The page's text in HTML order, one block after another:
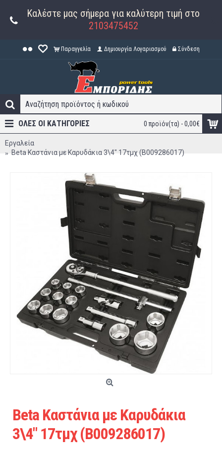
Καλέστε μας σήμερα για καλύτερη τιμή στο
2103475452
Παραγγελία Δημιουργία Λογαριασμού Σύνδεση
0 προϊόν(τα) - 0,00€
ΟΛΕΣ ΟΙ ΚΑΤΗΓΟΡΊΕΣ
Εργαλεία
Beta Καστάνια με Καρυδάκια 3\4" 17τμχ (B009286017)
Beta Καστάνια με Καρυδάκια
3\4" 17τμχ (B009286017)